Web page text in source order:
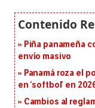
Piña panameña
envío masivo
Panamá roza el
en ‘softbol’ en
Cambios al